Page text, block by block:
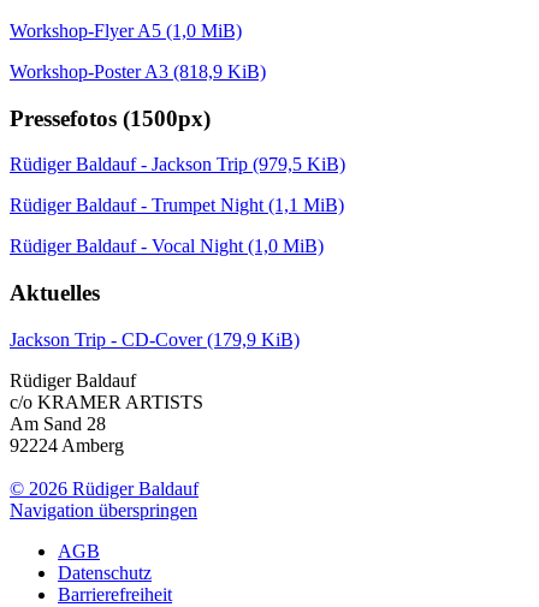
Workshop-Flyer A5 (1,0 MiB)
Workshop-Poster A3 (818,9 KiB)
Pressefotos (1500px)
Rüdiger Baldauf - Jackson Trip (979,5 KiB)
Rüdiger Baldauf - Trumpet Night (1,1 MiB)
Rüdiger Baldauf - Vocal Night (1,0 MiB)
Aktuelles
Jackson Trip - CD-Cover(179,9 KiB)
Rüdiger Baldauf
c/o KRAMER ARTISTS
Am Sand 28
92224 Amberg
© 2026 Rüdiger Baldauf
Navigation überspringen
AGB
Datenschutz
Barrierefreiheit